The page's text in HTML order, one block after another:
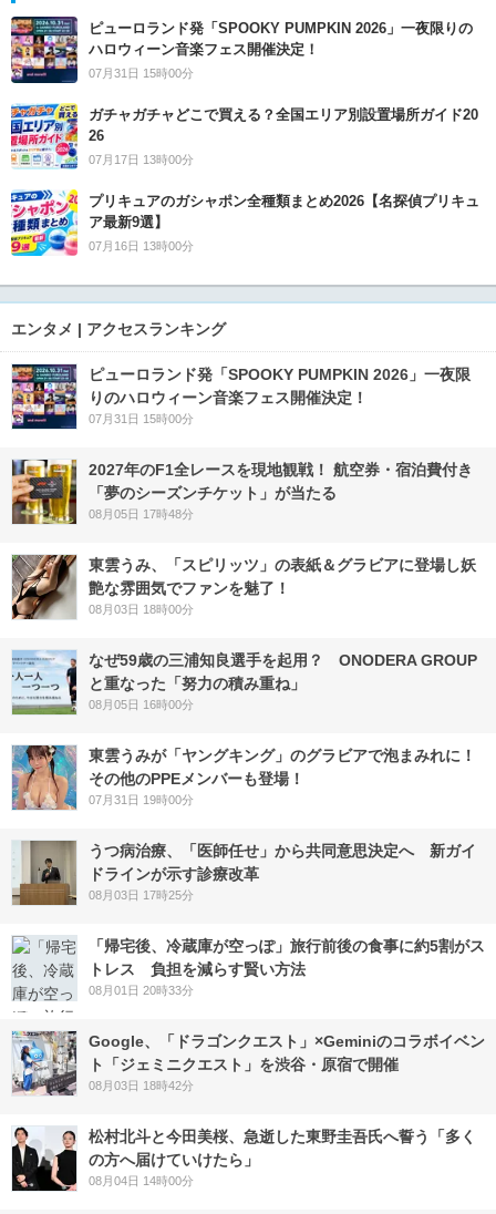
ピューロランド発「SPOOKY PUMPKIN 2026」一夜限りの
ハロウィーン音楽フェス開催決定！
07月31日 15時00分
ガチャガチャどこで買える？全国エリア別設置場所ガイド20
26
07月17日 13時00分
プリキュアのガシャポン全種類まとめ2026【名探偵プリキュ
ア最新9選】
07月16日 13時00分
エンタメ | アクセスランキング
ピューロランド発「SPOOKY PUMPKIN 2026」一夜限
りのハロウィーン音楽フェス開催決定！
07月31日 15時00分
2027年のF1全レースを現地観戦！ 航空券・宿泊費付き
「夢のシーズンチケット」が当たる
08月05日 17時48分
東雲うみ、「スピリッツ」の表紙＆グラビアに登場し妖
艶な雰囲気でファンを魅了！
08月03日 18時00分
なぜ59歳の三浦知良選手を起用？ ONODERA GROUP
と重なった「努力の積み重ね」
08月05日 16時00分
東雲うみが「ヤングキング」のグラビアで泡まみれに！
その他のPPEメンバーも登場！
07月31日 19時00分
うつ病治療、「医師任せ」から共同意思決定へ 新ガイ
ドラインが示す診療改革
08月03日 17時25分
「帰宅後、冷蔵庫が空っぽ」旅行前後の食事に約5割がス
トレス 負担を減らす賢い方法
08月01日 20時33分
Google、「ドラゴンクエスト」×Geminiのコラボイベン
ト「ジェミニクエスト」を渋谷・原宿で開催
08月03日 18時42分
松村北斗と今田美桜、急逝した東野圭吾氏へ誓う「多く
の方へ届けていけたら」
08月04日 14時00分